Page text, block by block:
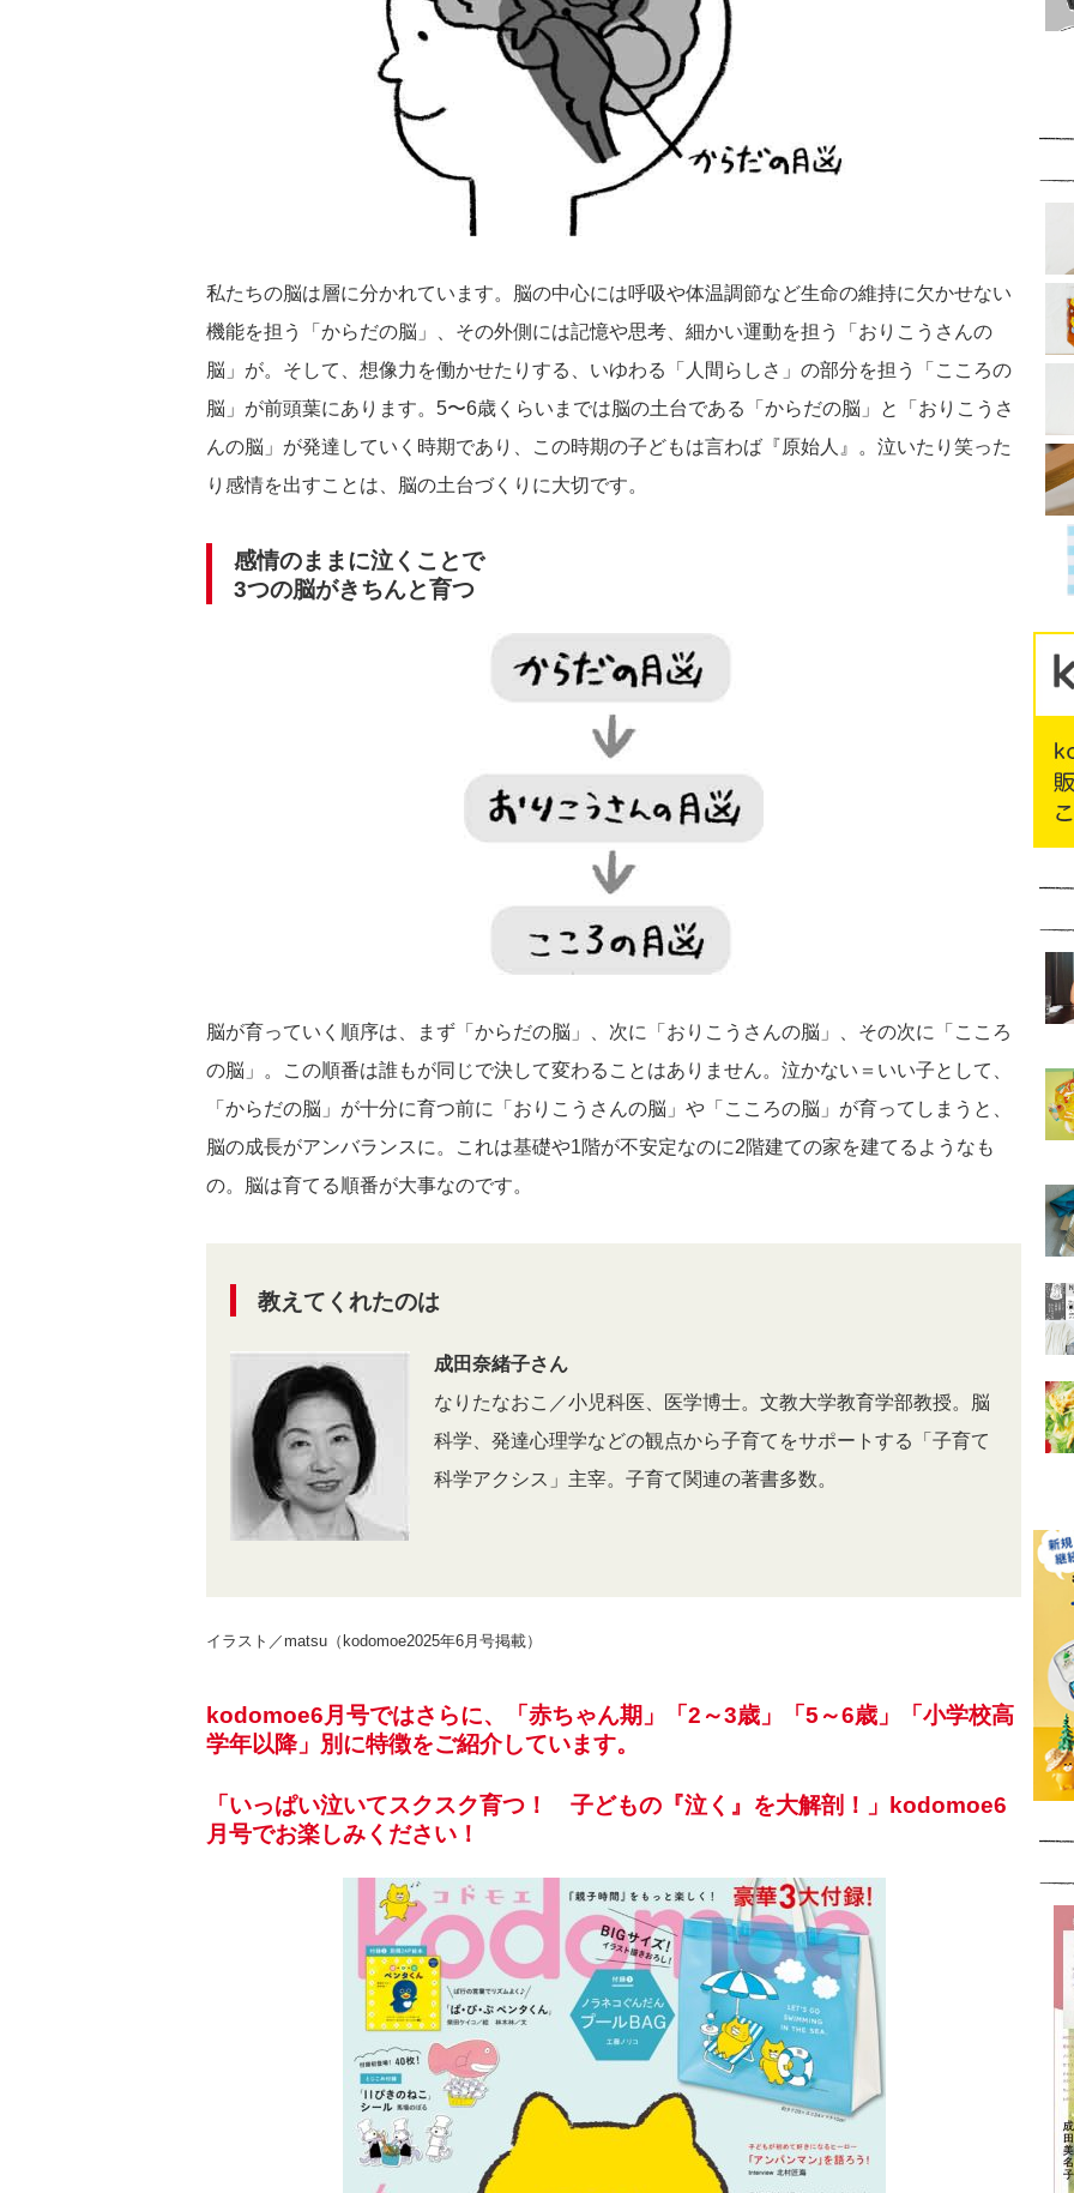
私たちの脳は層に分かれています。脳の中心には呼吸や体温調節など生命の維持に欠かせない
機能を担う「からだの脳」、その外側には記憶や思考、細かい運動を担う「おりこうさんの
脳」が。そして、想像力を働かせたりする、いゆわる「人間らしさ」の部分を担う「こころの
脳」が前頭葉にあります。5〜6歳くらいまでは脳の土台である「からだの脳」と「おりこうさ
んの脳」が発達していく時期であり、この時期の子どもは言わば『原始人』。泣いたり笑った
り感情を出すことは、脳の土台づくりに大切です。
感情のままに泣くことで
3つの脳がきちんと育つ
脳が育っていく順序は、まず「からだの脳」、次に「おりこうさんの脳」、その次に「こころ
の脳」。この順番は誰もが同じで決して変わることはありません。泣かない＝いい子として、
「からだの脳」が十分に育つ前に「おりこうさんの脳」や「こころの脳」が育ってしまうと、
脳の成長がアンバランスに。これは基礎や1階が不安定なのに2階建ての家を建てるようなも
の。脳は育てる順番が大事なのです。
教えてくれたのは
成田奈緒子さん
なりたなおこ／小児科医、医学博士。文教大学教育学部教授。脳
科学、発達心理学などの観点から子育てをサポートする「子育て
科学アクシス」主宰。子育て関連の著書多数。
イラスト／matsu（kodomoe2025年6月号掲載）
kodomoe6月号ではさらに、「赤ちゃん期」「2～3歳」「5～6歳」「小学校高
学年以降」別に特徴をご紹介しています。
「いっぱい泣いてスクスク育つ！ 子どもの『泣く』を大解剖！」kodomoe6
月号でお楽しみください！